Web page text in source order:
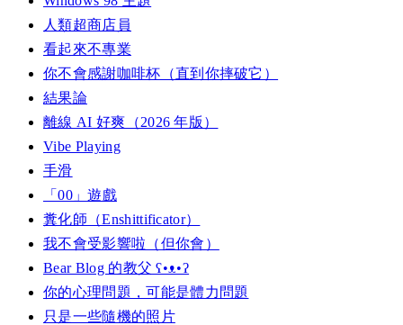
人類超商店員
看起來不專業
你不會感謝咖啡杯（直到你摔破它）
結果論
離線 AI 好爽（2026 年版）
Vibe Playing
手滑
「00」遊戲
糞化師（Enshittificator）
我不會受影響啦（但你會）
Bear Blog 的教父 ʕ•ᴥ•ʔ
你的心理問題，可能是體力問題
只是一些隨機的照片